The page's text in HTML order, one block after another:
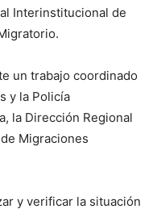
Interinstitucional de
un trabajo coordinado
y la Policía
la Dirección Regional
Migraciones
y verificar la situación